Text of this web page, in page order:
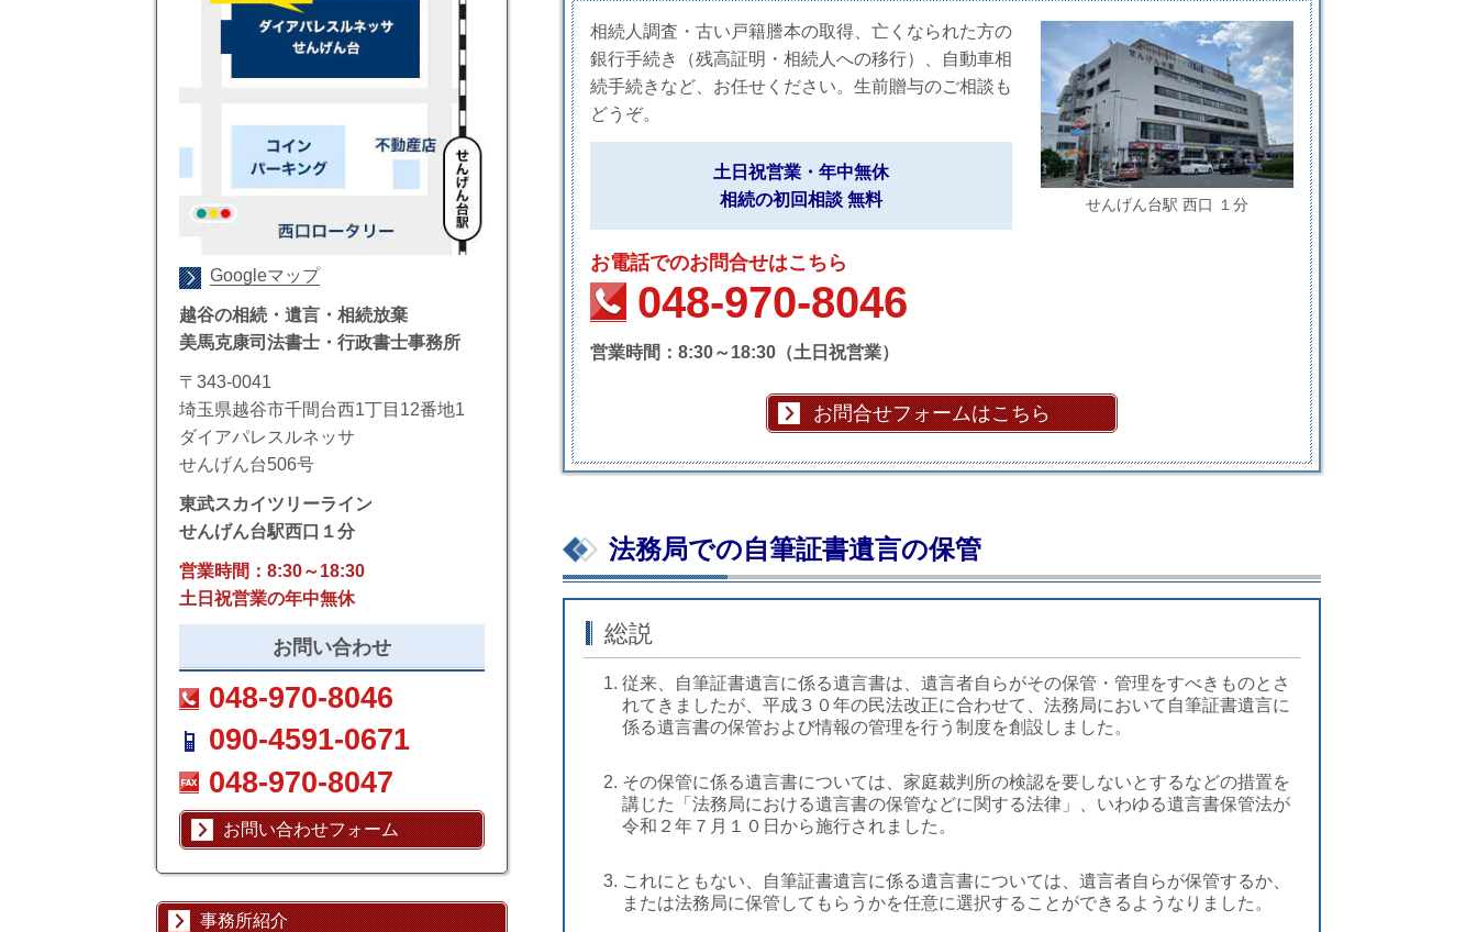
せんげん台駅 西口 １分
相続人調査・古い戸籍謄本の取得、亡くなられた方の
銀行手続き（残高証明・相続人への移行）、自動車相
続手続きなど、お任せください。生前贈与のご相談も
どうぞ。
土日祝営業・年中無休
相続の初回相談 無料
お電話でのお問合せはこちら
048-970-8046
営業時間：8:30～18:30（土日祝営業）
お問合せフォームはこちら
法務局での自筆証書遺言の保管
総説
従来、自筆証書遺言に係る遺言書は、遺言者自らがその保管・管理をすべきものとさ
れてきましたが、平成３０年の民法改正に合わせて、法務局において自筆証書遺言に
係る遺言書の保管および情報の管理を行う制度を創設しました。
その保管に係る遺言書については、家庭裁判所の検認を要しないとするなどの措置を
講じた「法務局における遺言書の保管などに関する法律」、いわゆる遺言書保管法が
令和２年７月１０日から施行されました。
これにともない、自筆証書遺言に係る遺言書については、遺言者自らが保管するか、
または法務局に保管してもらうかを任意に選択することができるようなりました。
Googleマップ
越谷の相続・遺言・相続放棄
美馬克康司法書士・行政書士事務所
〒343-0041
埼玉県越谷市千間台西1丁目12番地1
ダイアパレスルネッサ
せんげん台506号
東武スカイツリーライン
せんげん台駅西口１分
営業時間：8:30～18:30
土日祝営業の年中無休
お問い合わせ
048-970-8046
090-4591-0671
048-970-8047
お問い合わせフォーム
事務所紹介